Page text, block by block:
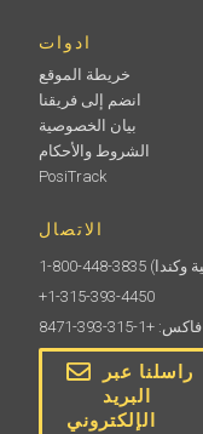
ادوات
خريطة الموقع
انضم إلى فريقنا
بيان الخصوصية
الشروط والأحكام
PosiTrack
الاتصال
1-800-448-3835
+1-315-393-4450
فاكس: +1-315-393-8471
راسلنا عبر
البريد
الإلكتروني